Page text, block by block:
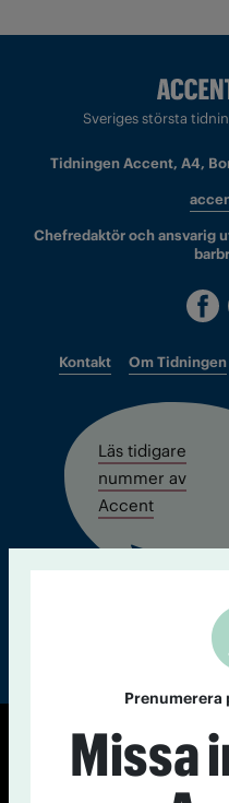
Sveriges största
Tidningen Accent, A4,
Chefredaktör och ansvarig
Kontakt Om Tidningen
Läs tidigare
nummer av
Accent
©
Prenumerera
Missa